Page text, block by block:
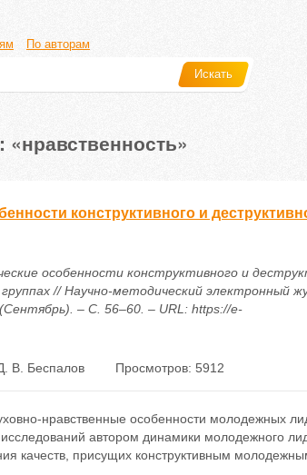
По авторам
Искать
конструктивного и
особенности конструктивного и
// Научно-методический электронный
– С. 56–60. – URL: https://e-
В. Беспалов Просмотров: 5912
нравственные особенности молодежных
автором динамики молодежного
качеств, присущих конструктивным